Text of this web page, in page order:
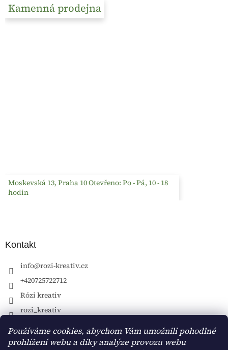
Používáme cookies, abychom Vám umožnili pohodlné
prohlížení webu a díky analýze provozu webu
Kamenná prodejna
Moskevská 13, Praha 10 Otevřeno: Po - Pá, 10 - 18
hodin
Kontakt
info@rozi-kreativ.cz
+420725722712
Rózi kreativ
rozi_kreativ